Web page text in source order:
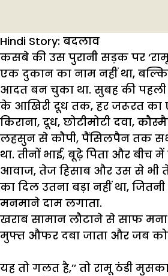
Hindi Story: बदलाव
कसबे की उस पुरानी सड़क पर ‘
एक दुकान का नाम नहीं था, बल्कि
आदत बन चुका था. सुबह की पहली
के आखिरी दूध तक, हर जरूरत का
किराना, दूध, छोटीमोटी दवा,
लहसुन से कौपी, पैंसिलपैन तक
था. तीनों भाई, बूढ़े पिता और बीच में
आवाज, तेज हिसाब और उस से भी
का दिल उतना बड़ा नहीं था, जितनी
मनमाने दाम लगाता.
खराब सामान लौटाने से साफ मना
मुफ्त औफर दबा जाता और जब
यह तो गलत है,’’ तो रामू ठंडी